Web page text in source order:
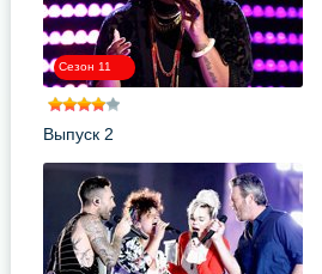
Сезон 11
Выпуск 2